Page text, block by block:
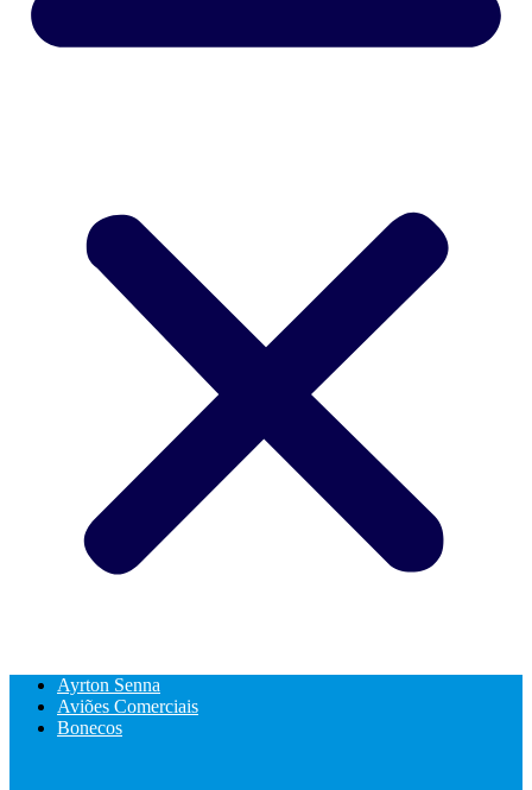
Ayrton Senna
Aviões Comerciais
Bonecos